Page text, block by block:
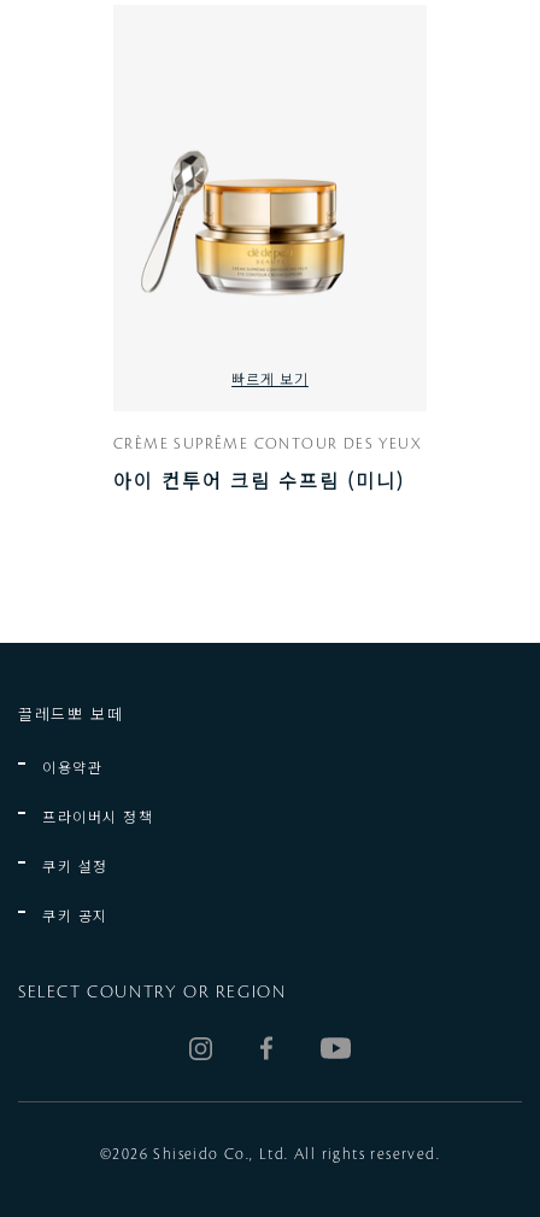
빠르게 보기
CRÈME SUPRÊME CONTOUR DES YEUX
아이 컨투어 크림 수프림 (미니)
끌레드뽀 보떼
이용약관
프라이버시 정책
쿠키 설정
쿠키 공지
SELECT COUNTRY OR REGION
©2026 Shiseido Co., Ltd. All rights reserved.